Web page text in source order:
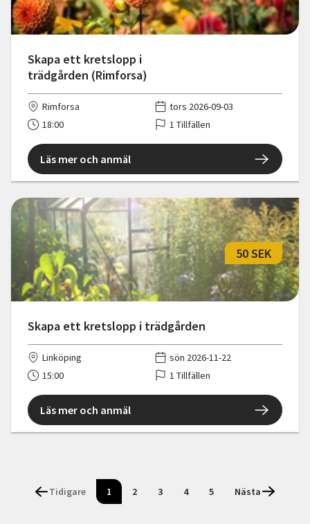
Skapa ett kretslopp i
trädgården (Rimforsa)
Rimforsa
tors 2026-09-03
18:00
1 Tillfällen
Läs mer och anmäl
Skapa ett kretslopp i trädgården
50 SEK
Linköping
sön 2026-11-22
15:00
1 Tillfällen
Läs mer och anmäl
Tidigare 1 2 3 4 5 Nästa